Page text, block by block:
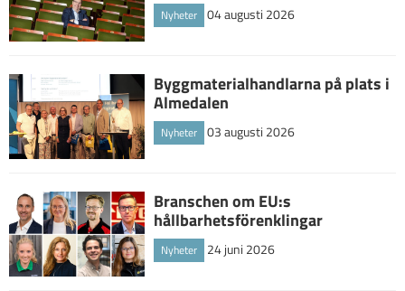
Nyheter 04 augusti 2026
Byggmaterialhandlarna på plats i
Almedalen
Nyheter 03 augusti 2026
Branschen om EU:s
hållbarhetsförenklingar
Nyheter 24 juni 2026